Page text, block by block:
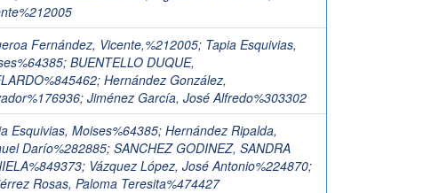
Fernández, Vicente,%212005; Tapia Esquivias,
; BUENTELLO DUQUE,
; Hernández González,
; Jiménez García, José Alfredo%303302
Esquivias, Moises%64385; Hernández Ripalda,
Darío%282885; SANCHEZ GODINEZ, SANDRA
; Vázquez López, José Antonio%224870;
Rosas, Paloma Teresita%474427